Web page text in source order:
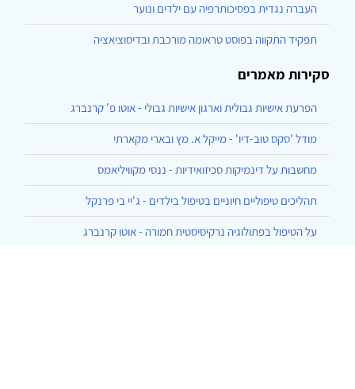
העברה נגדית בפסיכותרפיה עם ילדים ונוער
תפקיד התקווה בפוסט טראומה מורכבת ובדיסוציאציה
סקירות מאמרים
הפרעת אישיות גבולית וארגון אישיות גבולי - אוטו פ' קרנברג
מודל 'סקס טוב-דיו' - מייקל א. מץ ובארי מקארתי
מחשבות על דינמיקות סכיזואידיות - ננסי מקוויליאמס
תהליכים טיפוליים חיוניים בטיפול בילדים - ג'יי בי פרנקל
על הטיפול בפתולוגיה נרקיסיסטית חמורה - אוטו קרנברג